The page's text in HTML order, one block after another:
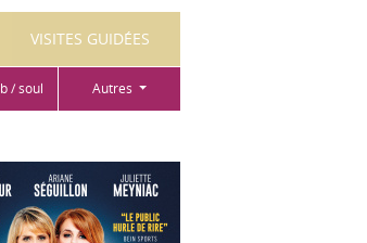
VISITES GUIDÉES
/ soul autres